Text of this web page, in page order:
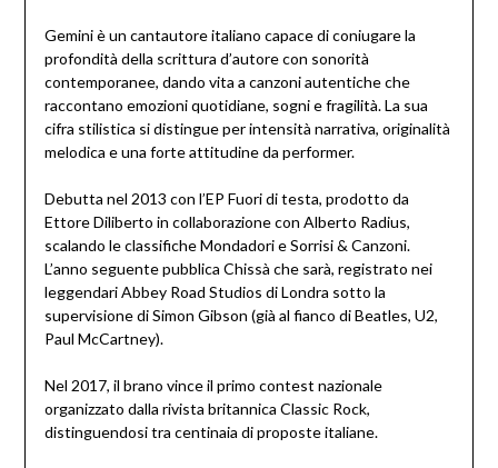
Gemini è un cantautore italiano capace di coniugare la
profondità della scrittura d’autore con sonorità
contemporanee, dando vita a canzoni autentiche che
raccontano emozioni quotidiane, sogni e fragilità. La sua
cifra stilistica si distingue per intensità narrativa, originalità
melodica e una forte attitudine da performer.
Debutta nel 2013 con l’EP Fuori di testa, prodotto da
Ettore Diliberto in collaborazione con Alberto Radius,
scalando le classifiche Mondadori e Sorrisi & Canzoni.
L’anno seguente pubblica Chissà che sarà, registrato nei
leggendari Abbey Road Studios di Londra sotto la
supervisione di Simon Gibson (già al fianco di Beatles, U2,
Paul McCartney).
Nel 2017, il brano vince il primo contest nazionale
organizzato dalla rivista britannica Classic Rock,
distinguendosi tra centinaia di proposte italiane.